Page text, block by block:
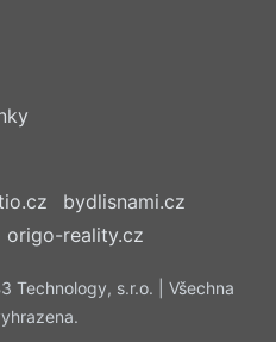
bydlisnami.cz
origo-reality.cz
s.r.o. | Všechna